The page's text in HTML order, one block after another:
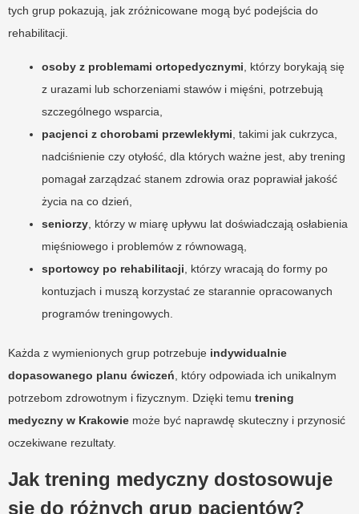
tych grup pokazują, jak zróżnicowane mogą być podejścia do
rehabilitacji.
osoby z problemami ortopedycznymi , którzy borykają się
z urazami lub schorzeniami stawów i mięśni, potrzebują
szczególnego wsparcia,
pacjenci z chorobami przewlekłymi , takimi jak cukrzyca,
nadciśnienie czy otyłość, dla których ważne jest, aby trening
pomagał zarządzać stanem zdrowia oraz poprawiał jakość
życia na co dzień,
seniorzy , którzy w miarę upływu lat doświadczają osłabienia
mięśniowego i problemów z równowagą,
sportowcy po rehabilitacji , którzy wracają do formy po
kontuzjach i muszą korzystać ze starannie opracowanych
programów treningowych.
Każda z wymienionych grup potrzebuje indywidualnie
dopasowanego planu ćwiczeń , który odpowiada ich unikalnym
potrzebom zdrowotnym i fizycznym. Dzięki temu trening
medyczny w Krakowie może być naprawdę skuteczny i przynosić
oczekiwane rezultaty.
Jak trening medyczny dostosowuje
się do różnych grup pacjentów?